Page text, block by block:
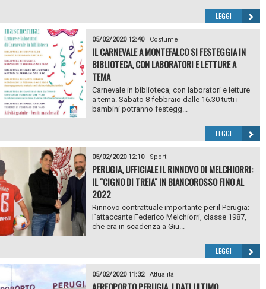
LEGGI
05/02/2020 12:40| Costume
IL CARNEVALE A MONTEFALCO SI FESTEGGIA IN
BIBLIOTECA, CON LABORATORI E LETTURE A
TEMA
Carnevale in biblioteca, con laboratori e letture
a tema. Sabato 8 febbraio dalle 16.30 tutti i
bambini potranno festegg...
LEGGI
05/02/2020 12:10| Sport
PERUGIA, UFFICIALE IL RINNOVO DI MELCHIORRI:
IL "CIGNO DI TREIA" IN BIANCOROSSO FINO AL
2022
Rinnovo contrattuale importante per il Perugia:
l`attaccante Federico Melchiorri, classe 1987,
che era in scadenza a Giu...
LEGGI
05/02/2020 11:32| Attualità